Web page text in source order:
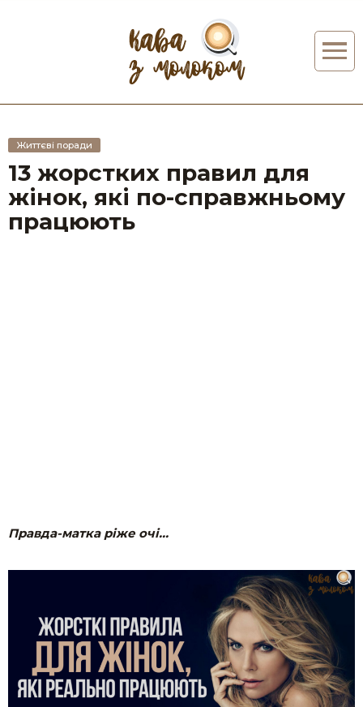
Життєві поради
13 жорстких правил для
жінок, які по-справжньому
працюють
Правда-матка ріже очі…